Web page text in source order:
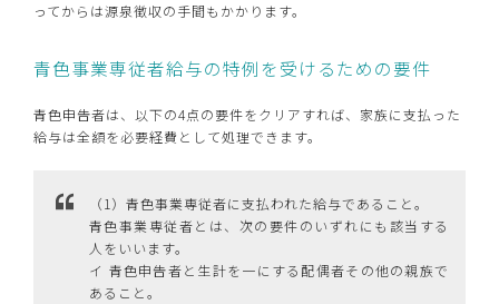
ってからは源泉徴収の手間もかかります。
青色事業専従者給与の特例を受けるための要件
青色申告者は、以下の4点の要件をクリアすれば、家族に支払った
給与は全額を必要経費として処理できます。
（1）青色事業専従者に支払われた給与であること。
青色事業専従者とは、次の要件のいずれにも該当する
人をいいます。
イ 青色申告者と生計を一にする配偶者その他の親族で
あること。